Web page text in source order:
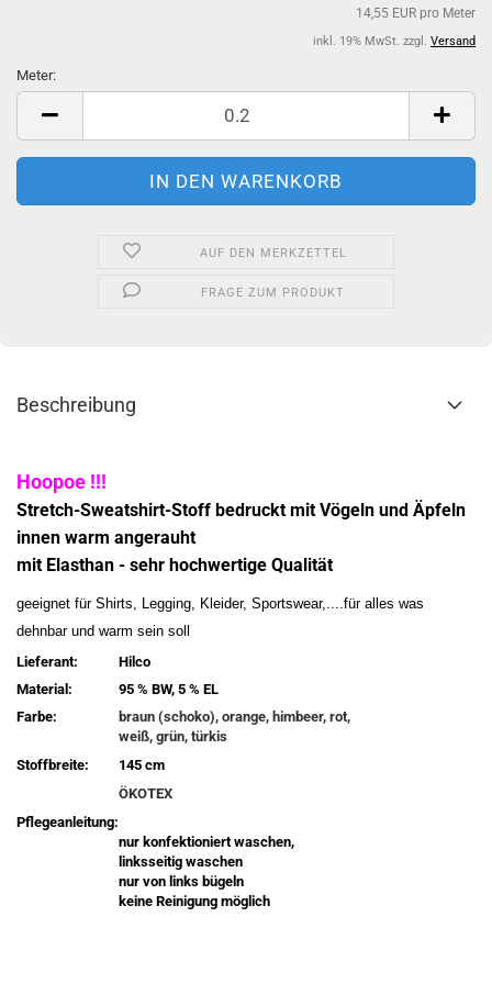
14,55 EUR pro Meter
inkl. 19% MwSt. zzgl. Versand
Meter:
Meter
AUF DEN MERKZETTEL
FRAGE ZUM PRODUKT
Beschreibung
Hoopoe !!!
Stretch-Sweatshirt-Stoff bedruckt mit Vögeln und Äpfeln
innen warm angerauht
mit Elasthan - sehr hochwertige Qualität
geeignet für Shirts, Legging, Kleider, Sportswear,....für alles was
dehnbar und warm sein soll
Lieferant:
Hilco
Material:
95 % BW, 5 % EL
Farbe:
braun (schoko), orange, himbeer, rot,
weiß, grün, türkis
Stoffbreite:
145 cm
ÖKOTEX
Pflegeanleitung:
nur konfektioniert waschen,
linksseitig waschen
nur von links bügeln
keine Reinigung möglich